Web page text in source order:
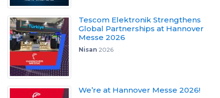
Tescom Elektronik Strengthens
Global Partnerships at Hannover
Messe 2026
Nisan 2026
We’re at Hannover Messe 2026!